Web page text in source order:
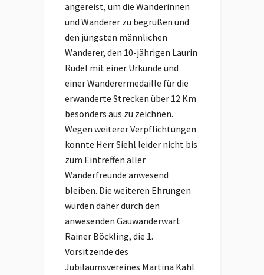
angereist, um die Wanderinnen
und Wanderer zu begrüßen und
den jüngsten männlichen
Wanderer, den 10-jährigen Laurin
Rüdel mit einer Urkunde und
einer Wanderermedaille für die
erwanderte Strecken über 12 Km
besonders aus zu zeichnen.
Wegen weiterer Verpflichtungen
konnte Herr Siehl leider nicht bis
zum Eintreffen aller
Wanderfreunde anwesend
bleiben. Die weiteren Ehrungen
wurden daher durch den
anwesenden Gauwanderwart
Rainer Böckling, die 1.
Vorsitzende des
Jubiläumsvereines Martina Kahl